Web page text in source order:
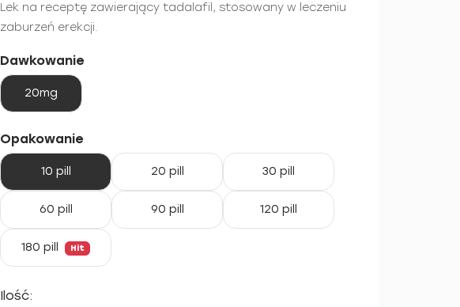
Lek na receptę zawierający tadalafil, stosowany w leczeniu
zaburzeń erekcji.
Dawkowanie
20mg
Opakowanie
10 pill 20 pill 30 pill
60 pill 90 pill 120 pill
180 pill Hit
Ilość: